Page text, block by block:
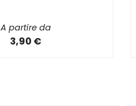
A partire da
3,90 €